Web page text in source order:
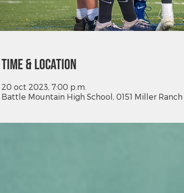
Time & Location
20 oct 2023, 7:00 p.m.
Battle Mountain High School, 0151 Miller Ranch